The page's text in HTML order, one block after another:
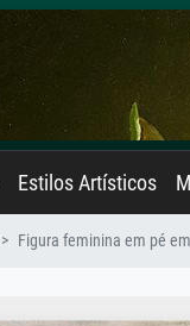
Estilos Artísticos
Figura feminina em pé